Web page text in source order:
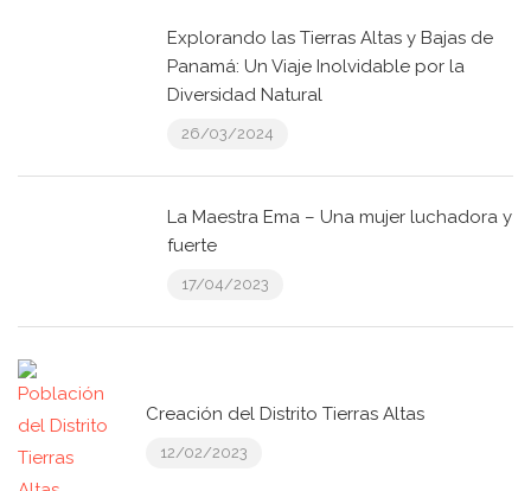
Explorando las Tierras Altas y Bajas de
Panamá: Un Viaje Inolvidable por la
Diversidad Natural
26/03/2024
La Maestra Ema – Una mujer luchadora y
fuerte
17/04/2023
Creación del Distrito Tierras Altas
12/02/2023